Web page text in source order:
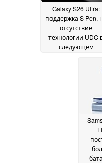
Galaxy S26 Ultra:
поддержка S Pen,
отсутствие
технологии UDC
следующем